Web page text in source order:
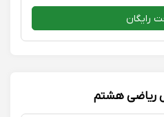
رایگان
ریاضی هشتم